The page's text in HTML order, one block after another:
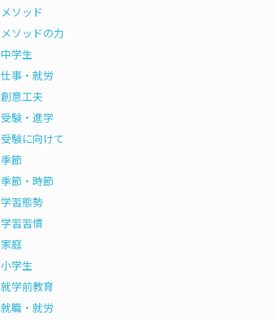
メソッド
メソッドの力
中学生
仕事・就労
創意工夫
受験・進学
受験に向けて
季節
季節・時節
学習態勢
学習習慣
家庭
小学生
就学前教育
就職・就労